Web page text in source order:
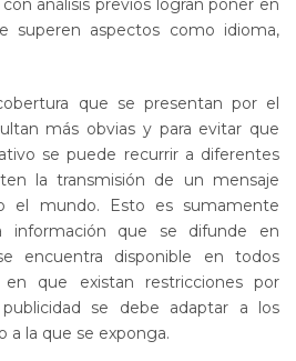
análisis previos logran poner en
superen aspectos como idioma,
que se presentan por el
más obvias y para evitar que
se puede recurrir a diferentes
la transmisión de un mensaje
el mundo. Esto es sumamente
información que se difunde en
encuentra disponible en todos
en que existan restricciones por
se debe adaptar a los
a la que se exponga.